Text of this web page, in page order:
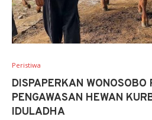
Peristiwa
DISPAPERKAN WONOSOBO
PENGAWASAN HEWAN
IDULADHA